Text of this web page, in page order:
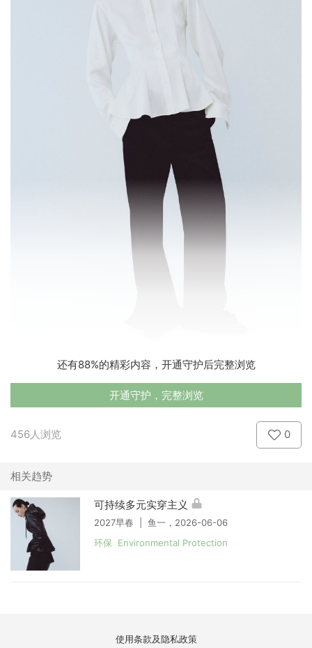
还有88%的精彩内容，开通守护后完整浏览
开通守护，完整浏览
456人浏览 0
相关趋势
可持续多元实穿主义
2027早春 | 鱼一，2026-06-06
环保 Environmental Protection
使用条款及隐私政策